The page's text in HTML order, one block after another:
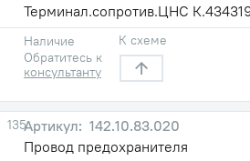
Терминал.сопротив.ЦНС
Наличие
Обратитесь к
консультанту
К схеме
135
142.10.83.020
Провод предохранителя